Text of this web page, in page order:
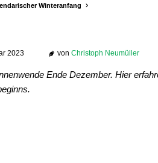
Winteranfang
2023 von Christoph Neumüller
Ende Dezember. Hier